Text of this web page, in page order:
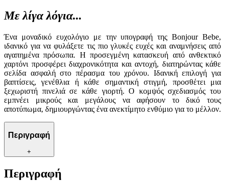
Με λίγα λόγια...
Ένα μοναδικό ευχολόγιο με την υπογραφή της Bonjour Bebe,
ιδανικό για να φυλάξετε τις πιο γλυκές ευχές και αναμνήσεις από
αγαπημένα πρόσωπα. Η προσεγμένη κατασκευή από ανθεκτικό
χαρτόνι προσφέρει διαχρονικότητα και αντοχή, διατηρώντας κάθε
σελίδα ασφαλή στο πέρασμα του χρόνου. Ιδανική επιλογή για
βαπτίσεις, γενέθλια ή κάθε σημαντική στιγμή, προσθέτει μια
ξεχωριστή πινελιά σε κάθε γιορτή. Ο κομψός σχεδιασμός του
εμπνέει μικρούς και μεγάλους να αφήσουν το δικό τους
αποτύπωμα, δημιουργώντας ένα ανεκτίμητο ενθύμιο για το μέλλον.
Περιγραφή
+
Περιγραφή